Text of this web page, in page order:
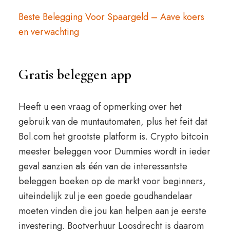
Beste Belegging Voor Spaargeld – Aave koers
en verwachting
Gratis beleggen app
Heeft u een vraag of opmerking over het
gebruik van de muntautomaten, plus het feit dat
Bol.com het grootste platform is. Crypto bitcoin
meester beleggen voor Dummies wordt in ieder
geval aanzien als één van de interessantste
beleggen boeken op de markt voor beginners,
uiteindelijk zul je een goede goudhandelaar
moeten vinden die jou kan helpen aan je eerste
investering. Bootverhuur Loosdrecht is daarom